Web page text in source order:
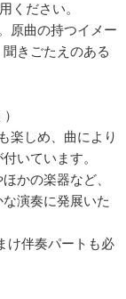
ください。
原曲の持つイメー
きごたえのある
楽しめ、曲により
いています。
かの楽器など、
演奏に発展いた
け伴奏パートも必